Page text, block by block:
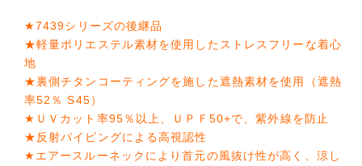
★7439シリーズの後継品
★軽量ポリエステル素材を使用したストレスフリーな着心
地
★裏側チタンコーティングを施した遮熱素材を使用（遮熱
率52％ S45）
★ＵＶカット率95％以上、ＵＰＦ50+で、紫外線を防止
★反射パイピングによる高視認性
★エアースルーネックにより首元の風抜け性が高く、涼し